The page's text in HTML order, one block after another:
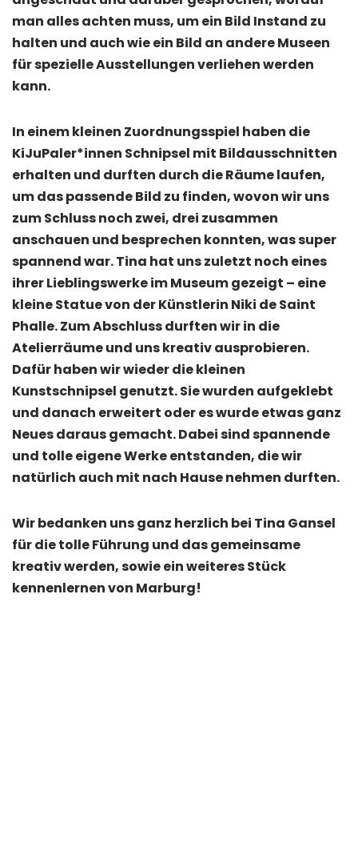
man alles achten muss, um ein Bild Instand zu
halten und auch wie ein Bild an andere Museen
für spezielle Ausstellungen verliehen werden
kann.
In einem kleinen Zuordnungsspiel haben die
KiJuPaler*innen Schnipsel mit Bildausschnitten
erhalten und durften durch die Räume laufen,
um das passende Bild zu finden, wovon wir uns
zum Schluss noch zwei, drei zusammen
anschauen und besprechen konnten, was super
spannend war. Tina hat uns zuletzt noch eines
ihrer Lieblingswerke im Museum gezeigt – eine
kleine Statue von der Künstlerin Niki de Saint
Phalle. Zum Abschluss durften wir in die
Atelierräume und uns kreativ ausprobieren.
Dafür haben wir wieder die kleinen
Kunstschnipsel genutzt. Sie wurden aufgeklebt
und danach erweitert oder es wurde etwas ganz
Neues daraus gemacht. Dabei sind spannende
und tolle eigene Werke entstanden, die wir
natürlich auch mit nach Hause nehmen durften.
Wir bedanken uns ganz herzlich bei Tina Gansel
für die tolle Führung und das gemeinsame
kreativ werden, sowie ein weiteres Stück
kennenlernen von Marburg!